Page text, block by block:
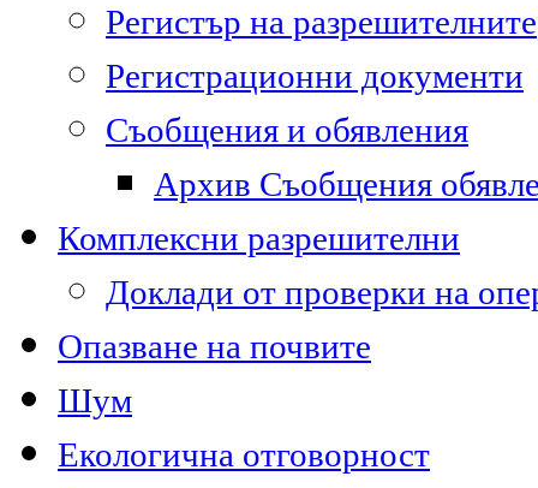
Регистър на разрешителните
Регистрационни документи
Съобщения и обявления
Архив Съобщения
Комплексни разрешителни
Доклади от проверки на
Опазване на почвите
Шум
Екологична отговорност